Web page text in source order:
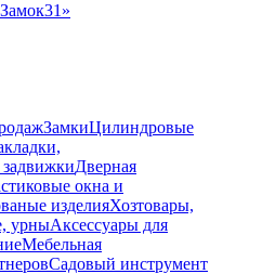
ЗамкиЦилиндровые
Дверная
окна и
изделияХозтовары,
урныАксессуары для
Мебельная
Садовый инструмент